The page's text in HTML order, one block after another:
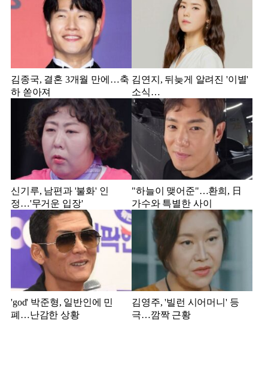
김종국, 결혼 3개월 만에…축
하 쏟아져
김연지, 뒤늦게 알려진 '이별'
소식…
신기루, 남편과 '불화' 인
정…'무거운 입장'
"하늘이 맺어준"…환희, 日
가수와 특별한 사이
'god' 박준형, 일반인에 민
폐…난감한 상황
김영주, '빌런 시어머니' 등
극…깜짝 근황